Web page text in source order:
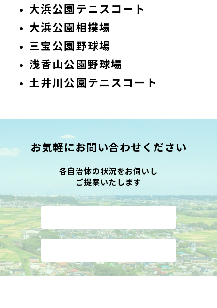
大浜公園テニスコート
大浜公園相撲場
三宝公園野球場
浅香山公園野球場
土井川公園テニスコート
お気軽にお問い合わせください
各自治体の状況をお伺いし
ご提案いたします